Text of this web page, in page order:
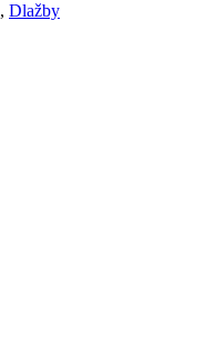
, Dlažby